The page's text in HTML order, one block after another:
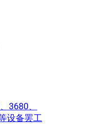
3680、
设备罢工